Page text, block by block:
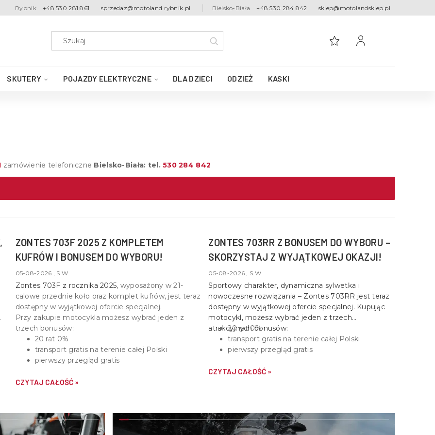
Rybnik +48 530 281 861 sprzedaz@motoland.rybnik.pl Bielsko-Biała +48 530 284 842 sklep@motolandsklep.pl
SKUTERY POJAZDY ELEKTRYCZNE DLA DZIECI ODZIEŻ KASKI
zamówienie telefoniczne Bielsko-Biała: tel.530 284 842
ZONTES 703F 2025 Z KOMPLETEM
KUFRÓW I BONUSEM DO WYBORU!
05-08-2026 , S.W.
Zontes 703F z rocznika 2025, wyposażony w21-
calowe przednie koło oraz komplet kufrów, jest teraz
dostępny w wyjątkowej ofercie specjalnej.
Przy zakupie motocykla możesz wybrać jeden z
trzech bonusów:
20 rat 0%
transport gratis na terenie całej Polski
pierwszy przegląd gratis
CZYTAJ CAŁOŚĆ »
ZONTES 703RR Z BONUSEM DO WYBORU –
SKORZYSTAJ Z WYJĄTKOWEJ OKAZJI!
05-08-2026 , S.W.
Sportowy charakter, dynamiczna sylwetka i
nowoczesne rozwiązania – Zontes 703RR jest teraz
dostępny w wyjątkowej ofercie specjalnej. Kupując
motocykl, możesz wybrać jeden z trzech
atrakcyjnych bonusów:
20 rat 0%
transport gratis na terenie całej Polski
pierwszy przegląd gratis
CZYTAJ CAŁOŚĆ »